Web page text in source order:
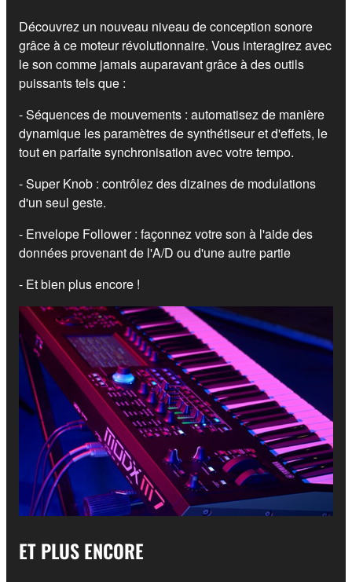
Découvrez un nouveau niveau de conception sonore
grâce à ce moteur révolutionnaire. Vous interagirez avec
le son comme jamais auparavant grâce à des outils
puissants tels que :
- Séquences de mouvements : automatisez de manière
dynamique les paramètres de synthétiseur et d'effets, le
tout en parfaite synchronisation avec votre tempo.
- Super Knob : contrôlez des dizaines de modulations
d'un seul geste.
- Envelope Follower : façonnez votre son à l'aide des
données provenant de l'A/D ou d'une autre partie
- Et bien plus encore !
ET PLUS ENCORE